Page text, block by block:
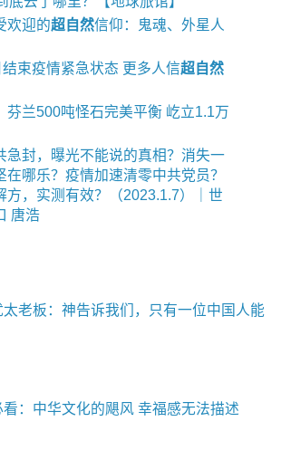
欢迎的超自然信仰：鬼魂、外星人
束疫情紧急状态 更多人信超自然
芬兰500吨怪石完美平衡 屹立1.1万
急封，曝光不能说的真相？消失一
在哪乐？疫情加速清零中共党员？
方，实测有效？（2023.1.7）｜世
唐浩
太老板：神告诉我们，只有一位中国人能
看：中华文化的飓风 幸福感无法描述